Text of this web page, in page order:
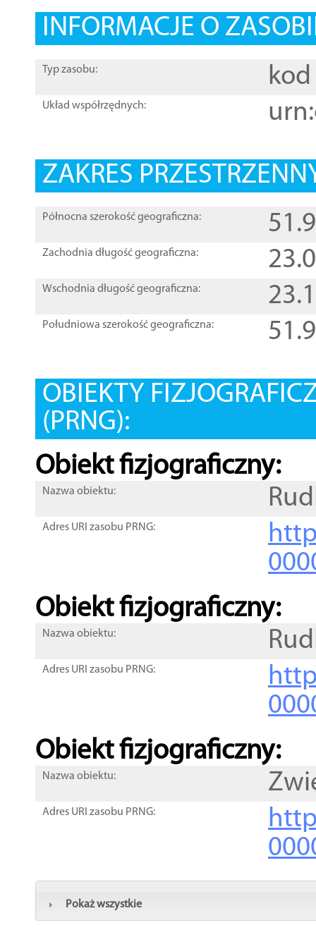
INFORMACJE O
Typ zasobu: kod
Układ współrzędnych:
ZAKRES
Północna szerokość geograficzna:
Zachodnia długość geograficzna:
Wschodnia długość geograficzna:
Południowa szerokość geograficzna:
OBIEKTY
(PRNG):
Obiekt fizjograficzny:
Nazwa obiektu:
Adres URI zasobu PRNG:
Obiekt fizjograficzny:
Nazwa obiektu:
Adres URI zasobu PRNG:
Obiekt fizjograficzny:
Nazwa obiektu:
Adres URI zasobu PRNG:
Pokaż wszystkie